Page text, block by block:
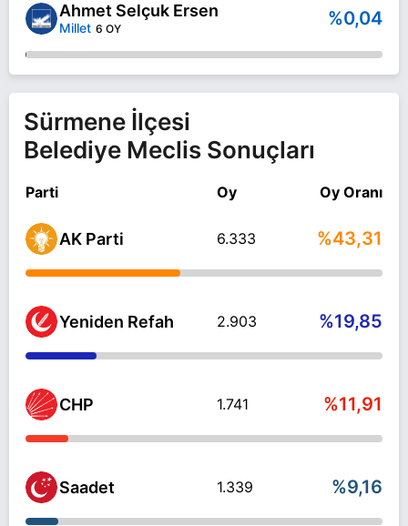
Ahmet Selçuk Ersen
Millet 6 OY %0,04
Sürmene İlçesi
Belediye Meclis Sonuçları
Parti Oy Oy Oranı
AK Parti 6.333 %43,31
Yeniden Refah 2.903 %19,85
CHP 1.741 %11,91
Saadet 1.339 %9,16